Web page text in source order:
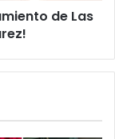
de Las